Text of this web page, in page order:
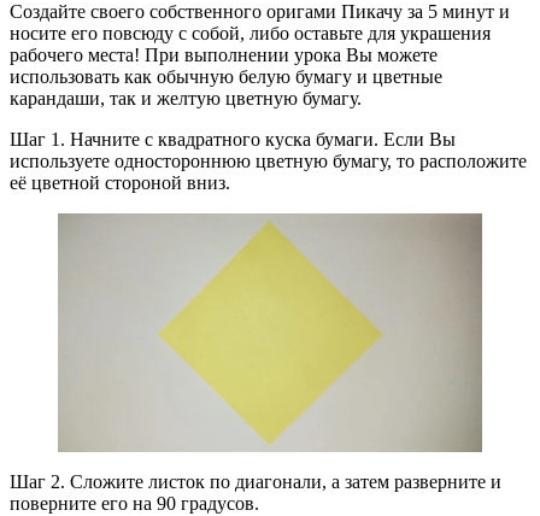
Создайте своего собственного оригами Пикачу за 5 минут и
носите его повсюду с собой, либо оставьте для украшения
рабочего места! При выполнении урока Вы можете
использовать как обычную белую бумагу и цветные
карандаши, так и желтую цветную бумагу.
Шаг 1. Начните с квадратного куска бумаги. Если Вы
используете одностороннюю цветную бумагу, то расположите
её цветной стороной вниз.
Шаг 2. Сложите листок по диагонали, а затем разверните и
поверните его на 90 градусов.